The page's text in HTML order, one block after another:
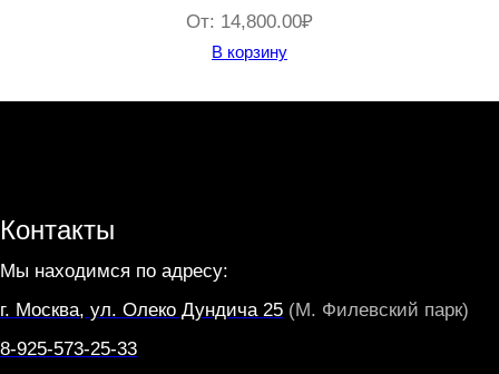
От: 14,800.00₽
В корзину
Контакты
Мы находимся по адресу:
г. Москва, ул. Олеко Дундича 25 (М. Филевский парк)
8-925-573-25-33